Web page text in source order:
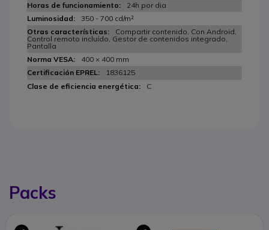
24h por dia
350 - 700 cd/m²
Compartir contenido, Con Android,
Control remoto incluído, Gestor de contenidos integrado,
Pantalla
400 × 400 mm
1836125
C
Packs